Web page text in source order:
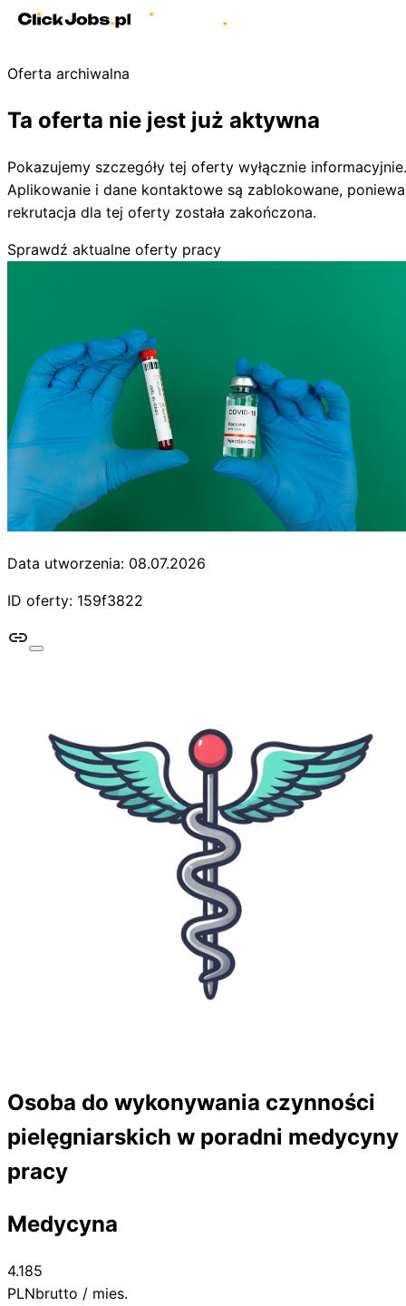
Oferta archiwalna
Ta oferta nie jest już aktywna
Pokazujemy szczegóły tej oferty wyłącznie informacyjnie.
Aplikowanie i dane kontaktowe są zablokowane,
rekrutacja dla tej oferty została zakończona.
Sprawdź aktualne oferty pracy
Data utworzenia: 08.07.2026
ID oferty: 159f3822
Osoba do wykonywania czynności
pielęgniarskich w poradni medycyny
pracy
Medycyna
4.185
PLNbrutto / mies.